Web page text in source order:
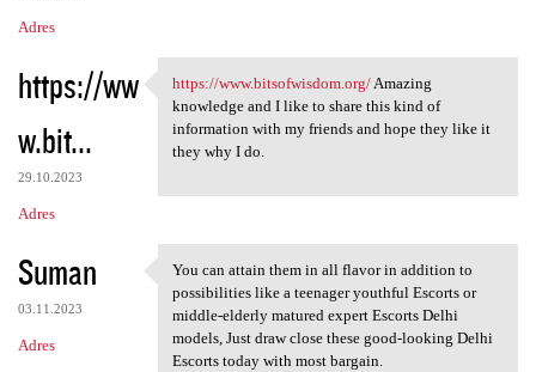
Adres
https://ww
w.bit...
29.10.2023
Adres
https://www.bitsofwisdom.org/
https://www.bitsofwisdom.org/Amazing
knowledge and I like to share this kind of
information with my friends and hope they like it
they why I do.
Suman
03.11.2023
Adres
You can attain them in all
You can attain them in all flavor in addition to
possibilities like a teenager youthful Escorts or
middle-elderly matured expert Escorts Delhi
models, Just draw close these good-looking Delhi
Escorts today with most bargain.